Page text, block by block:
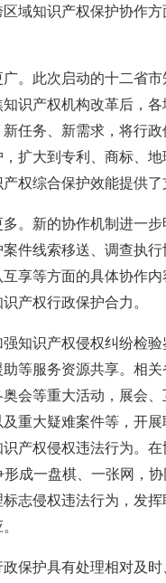
域知识产权保护协作
此次启动的十二省市
识产权机构改革后，
任务、新需求，将行
扩大到专利、商标、
权综合保护效能提供了
新的协作机制进一步
件线索移送、调查执
享等方面的具体协作
产权行政保护合力。
识产权侵权纠纷检验
等服务资源共享。相
会等重大活动，展会
重大疑难案件等，开
产权侵权违法行为。
成一盘棋、一张网，
志侵权违法行为，发
护具有处理相对及时